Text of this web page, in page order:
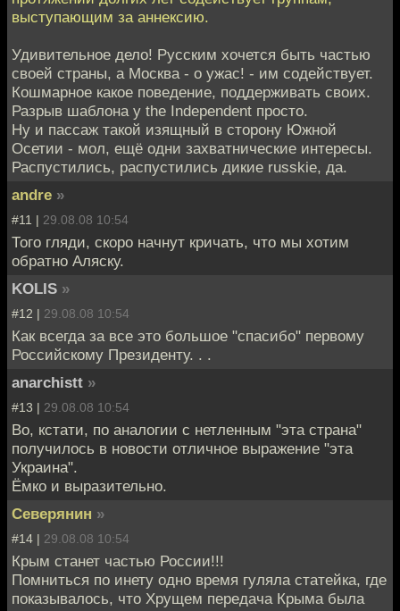
выступающим за аннексию.
Удивительное дело! Русским хочется быть частью
своей страны, а Москва - о ужас! - им содействует.
Кошмарное какое поведение, поддерживать своих.
Разрыв шаблона у the Independent просто.
Ну и пассаж такой изящный в сторону Южной
Осетии - мол, ещё одни захватнические интересы.
Распустились, распустились дикие russkie, да.
andre »
#11 | 29.08.08 10:54
Того гляди, скоро начнут кричать, что мы хотим
обратно Аляску.
KOLIS »
#12 | 29.08.08 10:54
Как всегда за все это большое "спасибо" первому
Российскому Президенту. . .
anarchistt »
#13 | 29.08.08 10:54
Во, кстати, по аналогии с нетленным "эта страна"
получилось в новости отличное выражение "эта
Украина".
Ёмко и выразительно.
Северянин »
#14 | 29.08.08 10:54
Крым станет частью России!!!
Помниться по инету одно время гуляла статейка, где
показывалось, что Хрущем передача Крыма была